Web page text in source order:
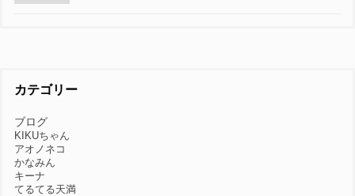
カテゴリー
ブログ
KIKUちゃん
アオノネコ
かなみん
キーナ
てるてる天満